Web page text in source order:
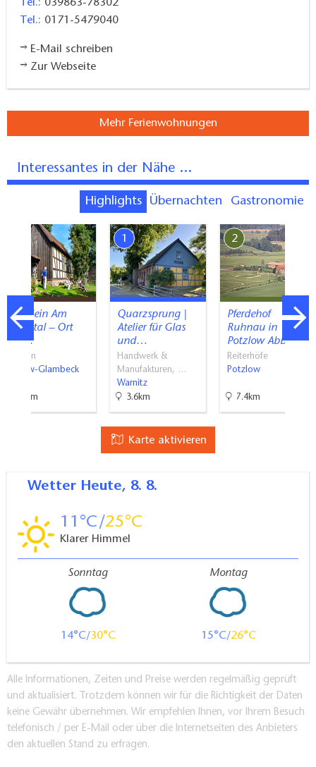
Tel.: 039863-78302
Tel.: 0171-5479040
E-Mail schreiben
Zur Webseite
Mehr Ferienwohnungen
Interessantes in der Nähe ...
Highlights Übernachten Gastronomie
Kirchlein Am
Welsetal – Ort
der…
Kirchen
Parlow-Glambeck
22km
1
Quarzsprung |
Atelier für Glas
und…
Handwerk &
Manufakturen, …
Warnitz
3.6km
2
Pferdehof
Ruhnau in
Potzlow Abbau
Reiterhöfe
Potzlow
7.4km
Karte aktivieren
Wetter Heute, 8. 8.
11 25
Klarer Himmel
Sonntag
14 30
Montag
15 26
Alle Informationen, Zeiten und Preise werden regelmäßig geprüft
und aktualisiert. Trotzdem können wir für die Richtigkeit der Daten
keine Gewähr übernehmen. Wir empfehlen Ihnen, vor Ihrem Besuch
telefonisch / per E-Mail oder über die Internetseiten des Anbieters
den aktuellen Stand zu erfragen.